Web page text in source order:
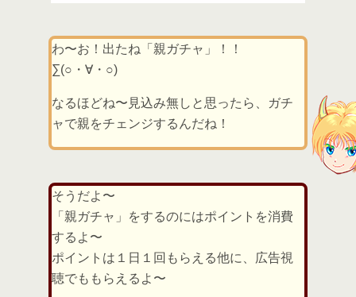
わ〜お！出たね「親ガチャ」！！
∑(○・∀・○)
なるほどね〜見込み無しと思ったら、ガチ
ャで親をチェンジするんだね！
そうだよ〜
「親ガチャ」をするのにはポイントを消費
するよ〜
ポイントは１日１回もらえる他に、広告視
聴でももらえるよ〜